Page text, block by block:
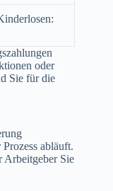
oder
Sie für die
abläuft.
Arbeitgeber Sie